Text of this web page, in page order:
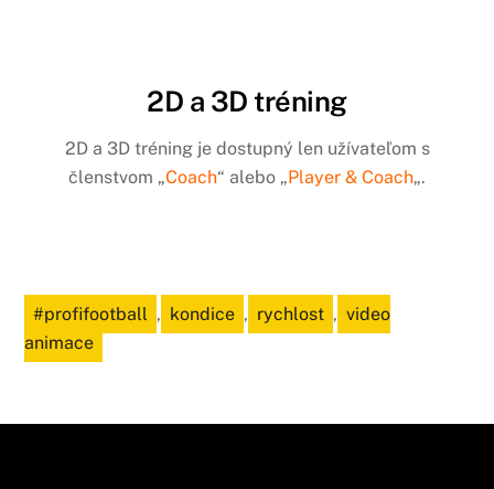
2D a 3D tréning
2D a 3D tréning je dostupný len užívateľom s
členstvom „Coach“ alebo „Player & Coach„.
#profifootball , kondice , rychlost , video
animace